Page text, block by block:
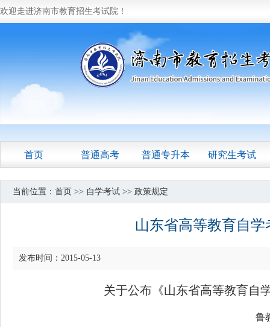
欢迎走进济南市教育招生考试院！
首页 普通高考 普通专升本 研究生考试
当前位置： 首页 >> 自学考试 >> 政策规定
山东省高等教育自
发布时间：2015-05-13
关于公布《山东省高等教育自
鲁